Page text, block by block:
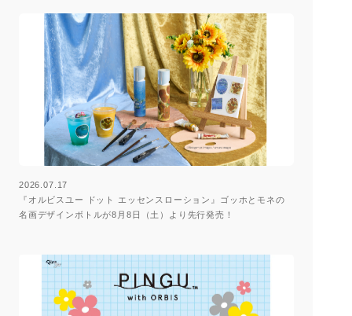
2026.07.17
『オルビスユー ドット エッセンスローション』ゴッホとモネの
名画デザインボトルが8月8日（土）より先行発売！